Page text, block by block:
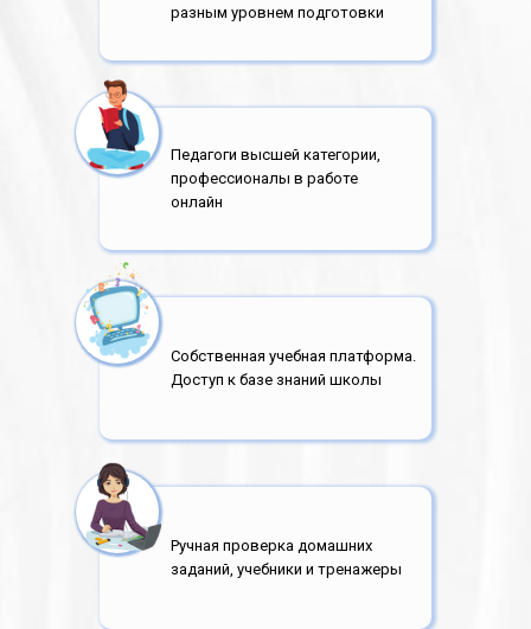
Ручная проверка домашних
заданий, учебники и тренажеры
Собственная учебная платформа.
Доступ к базе знаний школы
разным уровнем подготовки
Педагоги высшей категории,
профессионалы в работе
онлайн